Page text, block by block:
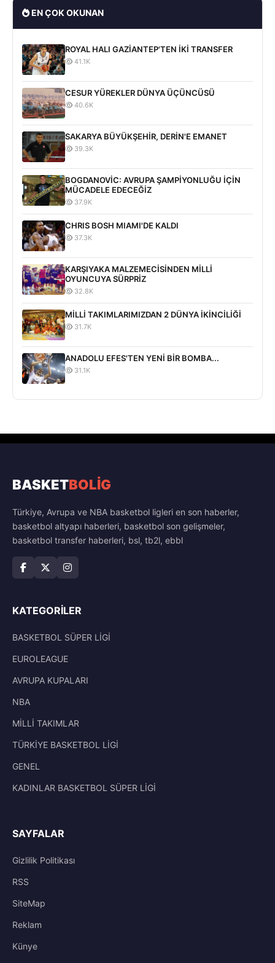
EN ÇOK OKUNAN
ROYAL HALI GAZİANTEP'TEN İKİ TRANSFER
41.1K
CESUR YÜREKLER DÜNYA ÜÇÜNCÜSÜ
40.6K
SAKARYA BÜYÜKŞEHİR, DERİN'E EMANET
39.3K
BOGDANOVİC: AVRUPA ŞAMPİYONLUĞU İÇİN
MÜCADELE EDECEĞİZ
37.9K
CHRIS BOSH MIAMI'DE KALDI
37.3K
KARŞIYAKA MALZEMECİSİNDEN MİLLİ
OYUNCUYA SÜRPRİZ
32.8K
MİLLİ TAKIMLARIMIZDAN 2 DÜNYA İKİNCİLİĞİ
31.7K
ANADOLU EFES'TEN YENİ BİR BOMBA...
31.1K
BASKETBOLİG
Türkiye, Avrupa ve NBA basketbol ligleri en son haberler,
basketbol altyapı haberleri, basketbol son gelişmeler,
basketbol transfer haberleri, bsl, tb2l, ebbl
KATEGORILER
BASKETBOL SÜPER LİGİ
EUROLEAGUE
AVRUPA KUPALARI
NBA
MİLLİ TAKIMLAR
TÜRKİYE BASKETBOL LİGİ
GENEL
KADINLAR BASKETBOL SÜPER LİGİ
SAYFALAR
Gizlilik Politikası
RSS
SiteMap
Reklam
Künye